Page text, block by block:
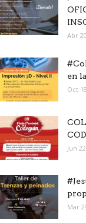
Abr
en
Oct
Jun
Mar